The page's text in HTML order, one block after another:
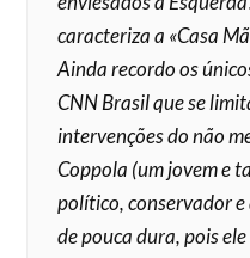
caracteriza a «Casa
Ainda recordo os
CNN Brasil que se
intervenções do não
Coppola (um jovem e
político, conservador
de pouca dura, pois